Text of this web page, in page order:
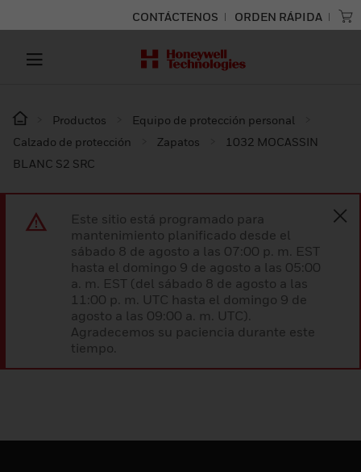
CONTÁCTENOS ORDEN RÁPIDA
Productos
Equipo de protección personal
Calzado de protección
Zapatos
1032 MOCASSIN
BLANC S2 SRC
Este sitio está programado para
mantenimiento planificado desde el
sábado 8 de agosto a las 07:00 p. m. EST
hasta el domingo 9 de agosto a las 05:00
a. m. EST (del sábado 8 de agosto a las
11:00 p. m. UTC hasta el domingo 9 de
agosto a las 09:00 a. m. UTC).
Agradecemos su paciencia durante este
tiempo.